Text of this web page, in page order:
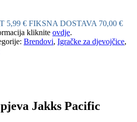
5,99 € FIKSNA DOSTAVA 70,00 €
kliknite ovdje.
Brendovi, Igračke za djevojčice,
Jakks Pacific